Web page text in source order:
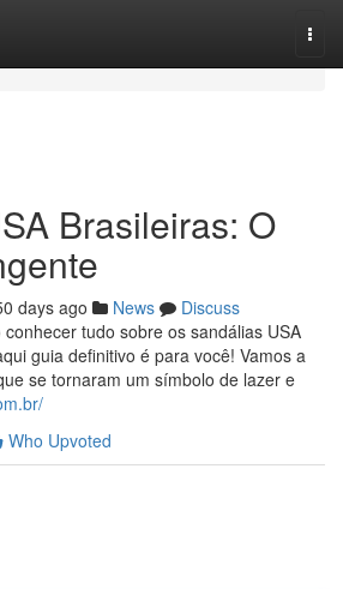
Brasileiras: O
days ago News
Discuss
tudo sobre os sandálias USA
guia definitivo é para você! Vamos a
se tornaram um símbolo de lazer e
Who Upvoted